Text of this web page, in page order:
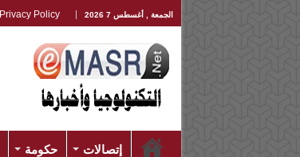
الجمعة , أغسطس 7 2026 Privacy Policy
إتصالات حكومة